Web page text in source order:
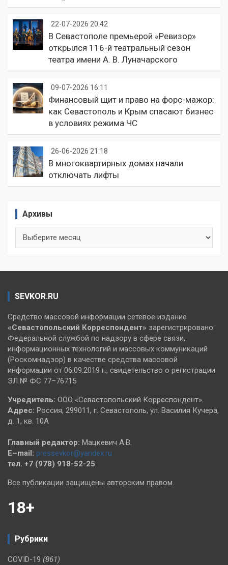
22-07-2026 20:42
В Севастополе премьерой «Ревизор»
открылся 116-й театральный сезон
театра имени А. В. Луначарского
09-07-2026 16:11
Финансовый щит и право на форс-мажор:
как Севастополь и Крым спасают бизнес
в условиях режима ЧС
26-06-2026 21:18
В многоквартирных домах начали
отключать лифты
Архивы
SEVKOR.RU
Средство массовой информации сетевое издание
«Севастопольский Корреспондент» зарегистрировано
Федеральной службой по надзору в сфере связи,
информационных технологий и массовых коммуникаций
(Роскомнадзор) в качестве средства массовой
информации от 06.09.2019 г., свидетельство о регистрации
ЭЛ № ФС 77–76715
Учредитель: ООО «Севастопольский Корреспондент».
Адрес: Россия, 299011, г. Севастополь, ул. Василия Кучера,
д. 1, кв. 10А
Главный редактор: Мацкевич А.В.
E–mail: pressevkor@yandex.ru
тел. +7 (978) 918-52-25
Все публикации защищены авторским правом.
18+
Рубрики
COVID-19 (861)